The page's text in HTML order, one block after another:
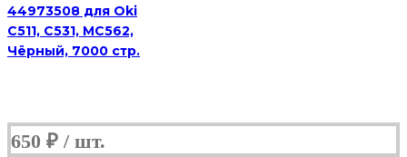
44973508 для Oki
C511, C531, MC562,
Чёрный, 7000 стр.
650 ₽